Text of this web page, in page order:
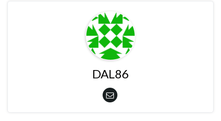
DAL86